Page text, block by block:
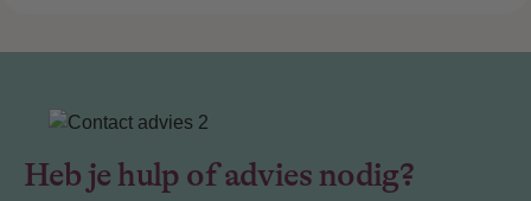
Heb je hulp of advies nodig?